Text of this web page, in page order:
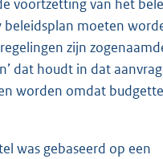
voortzetting van het
beleidsplan moeten
zijn
dat houdt in dat
worden omdat
was gebaseerd op een